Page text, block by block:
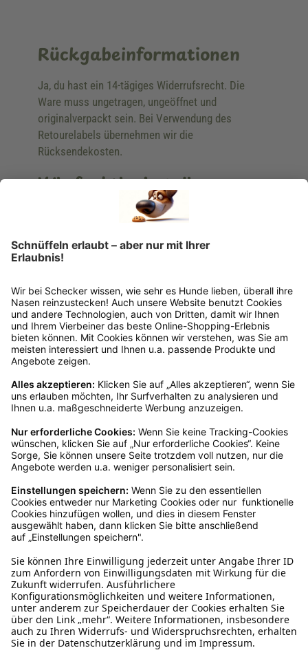
Rückgabeinformationen
Ja, du hast ein 14-tägiges Widerrufsrecht. Die
Ware muss ungetragen, ungeöffnet und
originalverpackt sein. Bei Verwendung des
Retourelabels übernehmen wir die
Rücksendekosten.
Wie funktioniert die
Rücksendung?
Bitte fülle das Rücksendeformular aus. Dieses
findest du online. Verpacke die Artikel
Rücksendeetikett auf das Paket. Dieses kannst du
dir in deinem Kundenkonto anfordern. Hast du als
Gast bestellt, schreibe uns eine Email an
verkauf@schecker.de oder rufe zu unseren
Servicezeiten an, dann lassen wir dir ein
Mo – Fr 9 – 17 Uhr, Sa 9 – 13 Uhr
Ruf uns an
Schreibe uns
verkauf@schecker.de
WhatsApp Support